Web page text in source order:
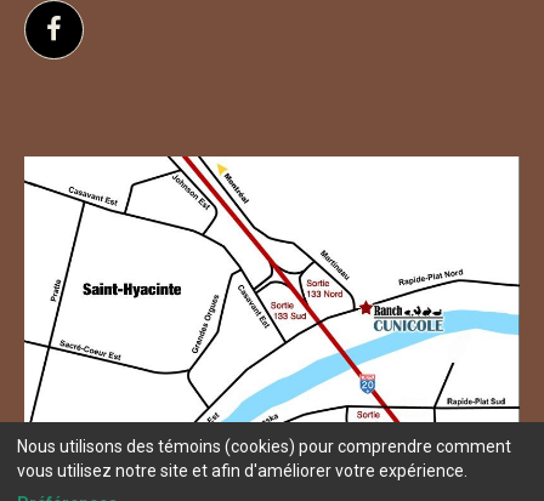
Suivez-nous sur Facebook
Nous utilisons des témoins (cookies) pour comprendre comment
vous utilisez notre site et afin d'améliorer votre expérience.